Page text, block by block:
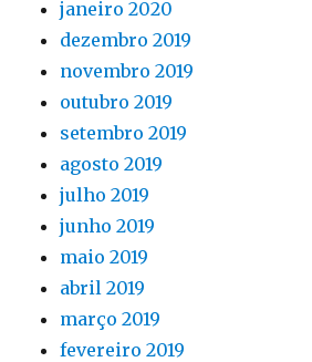
janeiro 2020
dezembro 2019
novembro 2019
outubro 2019
setembro 2019
agosto 2019
julho 2019
junho 2019
maio 2019
abril 2019
março 2019
fevereiro 2019